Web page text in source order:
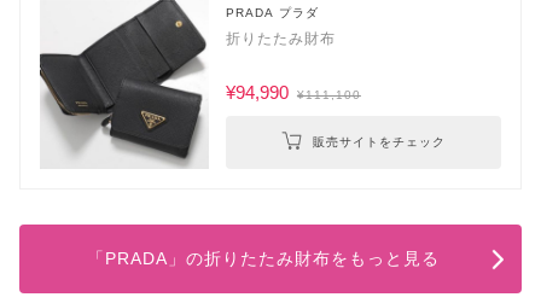
PRADA プラダ
折りたたみ財布
¥94,990 ¥111,100
販売サイトをチェック
「PRADA」の折りたたみ財布をもっと見る